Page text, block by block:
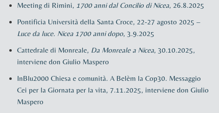
Meeting di Rimini, 1700 anni dal Concilio di Nicea, 26.8.2025
Pontificia Università della Santa Croce, 22-27 agosto 2025 –
Luce da luce. Nicea 1700 anni dopo, 3.9.2025
Cattedrale di Monreale, Da Monreale a Nicea, 30.10.2025,
interviene don Giulio Maspero
InBlu2000 Chiesa e comunità. A Belèm la Cop30. Messaggio
Cei per la Giornata per la vita, 7.11.2025, interviene don Giulio
Maspero